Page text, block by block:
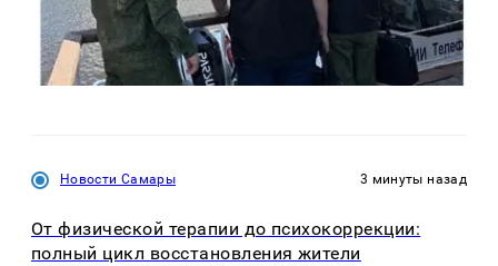
Новости Самары 3 минуты назад
От физической терапии до психокоррекции:
полный цикл восстановления жители